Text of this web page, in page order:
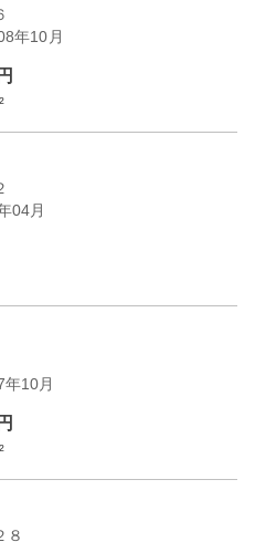
年10月
04月
10月
８